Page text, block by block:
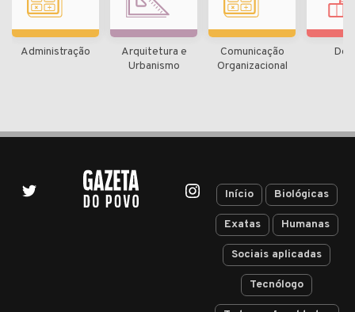
Administração
Arquitetura e
Urbanismo
Comunicação
Organizacional
Início Biológicas
Exatas Humanas
Sociais aplicadas
Tecnólogo